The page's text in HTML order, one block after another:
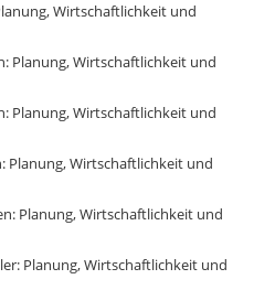
Wirtschaftlichkeit und
Planung, Wirtschaftlichkeit und
Planung, Wirtschaftlichkeit und
Planung, Wirtschaftlichkeit und
Planung, Wirtschaftlichkeit und
Planung, Wirtschaftlichkeit und